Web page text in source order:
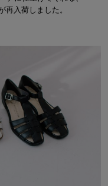
再入荷しました。